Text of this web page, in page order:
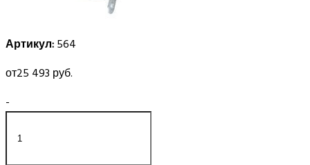
Артикул:564
от25 493 руб.
-